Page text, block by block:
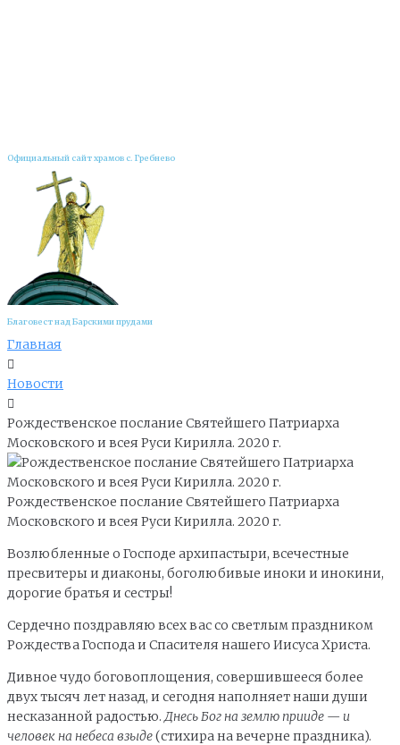
Официальный сайт храмов с. Гребнево
Благовест над Барскими прудами
Главная
Новости
Рождественское послание Святейшего Патриарха
Московского и всея Руси Кирилла. 2020 г.
Рождественское послание Святейшего Патриарха
Московского и всея Руси Кирилла. 2020 г.
Возлюбленные о Господе архипастыри, всечестные
пресвитеры и диаконы, боголюбивые иноки и инокини,
дорогие братья и сестры!
Сердечно поздравляю всех вас со светлым праздником
Рождества Господа и Спасителя нашего Иисуса Христа.
Дивное чудо боговоплощения, совершившееся более
двух тысяч лет назад, и сегодня наполняет наши души
несказанной радостью.Днесь Бог на землю прииде — и
человек на небеса взыде(стихира на вечерне праздника).